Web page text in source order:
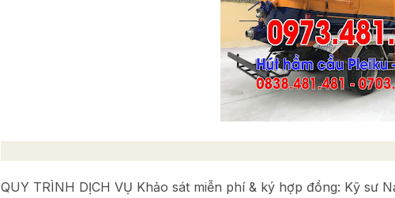
QUY TRÌNH DỊCH VỤ Khảo sát miễn phí & ký hợp đồng: Kỹ sư